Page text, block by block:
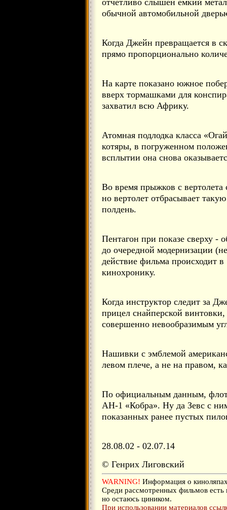
отчетливо слышен емкий
обычной автомобильной
Когда Джейн превращается в
прямо пропорционально
На карте показано южное
вверх тормашками для
захватил всю Африку.
Атомная подлодка класса
котяры, в погруженном
всплытии она снова
Во время прыжков с вертолета
но вертолет отбрасывает
полдень.
Пентагон при показе сверху -
до очередной модернизации
действие фильма происходит
кинохронику.
Когда инструктор следит за
прицел снайперской
совершенно невообразимым
Нашивки с эмблемой
левом плече, а не на правом,
По официальным данным,
AH-1 «Кобра». Ну да Зевс с
показанных ранее пустых
28.08.02 - 02.07.14
© Генрих Лиговский
WARNING! Информация о
Среди рассмотренных фильмов
но остаюсь циником.
При использовании материалов